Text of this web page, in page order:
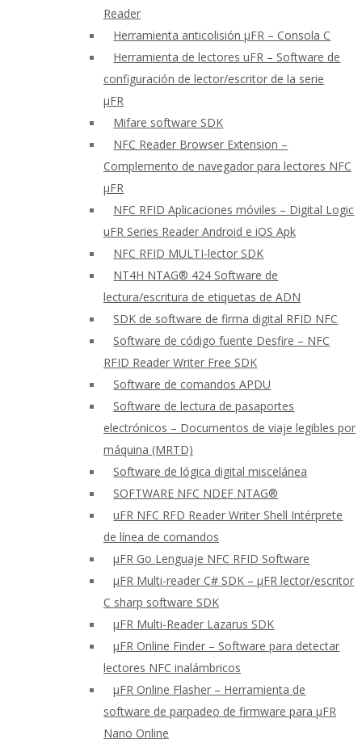
Reader
Herramienta anticolisión μFR – Consola C
Herramienta de lectores uFR – Software de
configuración de lector/escritor de la serie
μFR
Mifare software SDK
NFC Reader Browser Extension –
Complemento de navegador para lectores NFC
μFR
NFC RFID Aplicaciones móviles – Digital Logic
uFR Series Reader Android e iOS Apk
NFC RFID MULTI-lector SDK
NT4H NTAG® 424 Software de
lectura/escritura de etiquetas de ADN
SDK de software de firma digital RFID NFC
Software de código fuente Desfire – NFC
RFID Reader Writer Free SDK
Software de comandos APDU
Software de lectura de pasaportes
electrónicos – Documentos de viaje legibles por
máquina (MRTD)
Software de lógica digital miscelánea
SOFTWARE NFC NDEF NTAG®
uFR NFC RFD Reader Writer Shell Intérprete
de línea de comandos
μFR Go Lenguaje NFC RFID Software
μFR Multi-reader C# SDK – μFR lector/escritor
C sharp software SDK
μFR Multi-Reader Lazarus SDK
μFR Online Finder – Software para detectar
lectores NFC inalámbricos
μFR Online Flasher – Herramienta de
software de parpadeo de firmware para μFR
Nano Online